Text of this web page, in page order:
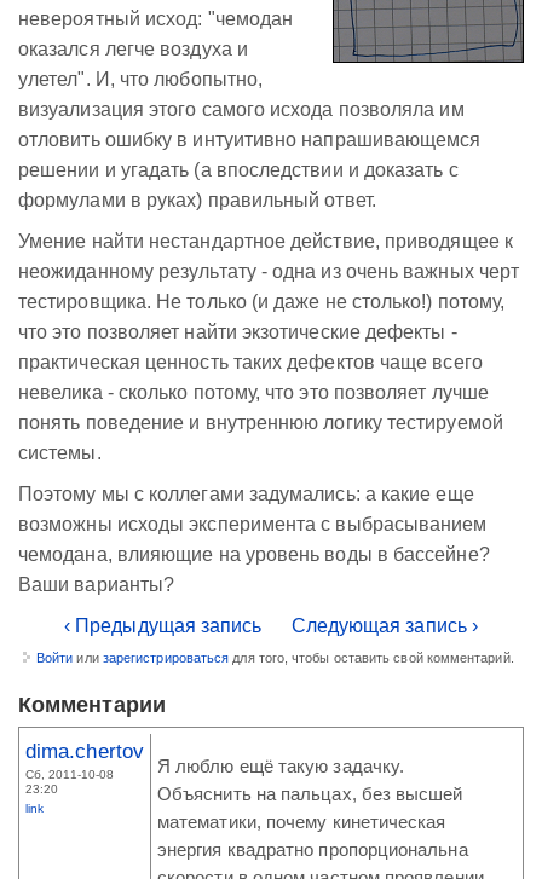
невероятный исход: "чемодан
оказался легче воздуха и
улетел". И, что любопытно,
визуализация этого самого исхода позволяла им
отловить ошибку в интуитивно напрашивающемся
решении и угадать (а впоследствии и доказать с
формулами в руках) правильный ответ.
Умение найти нестандартное действие, приводящее к
неожиданному результату - одна из очень важных черт
тестировщика. Не только (и даже не столько!) потому,
что это позволяет найти экзотические дефекты -
практическая ценность таких дефектов чаще всего
невелика - сколько потому, что это позволяет лучше
понять поведение и внутреннюю логику тестируемой
системы.
Поэтому мы с коллегами задумались: а какие еще
возможны исходы эксперимента с выбрасыванием
чемодана, влияющие на уровень воды в бассейне?
Ваши варианты?
‹ Предыдущая запись
Следующая запись ›
Войти или зарегистрироваться для того, чтобы оставить свой комментарий.
Комментарии
dima.chertov
Сб, 2011-10-08
23:20
link
Я люблю ещё такую задачку.
Объяснить на пальцах, без высшей
математики, почему кинетическая
энергия квадратно пропорциональна